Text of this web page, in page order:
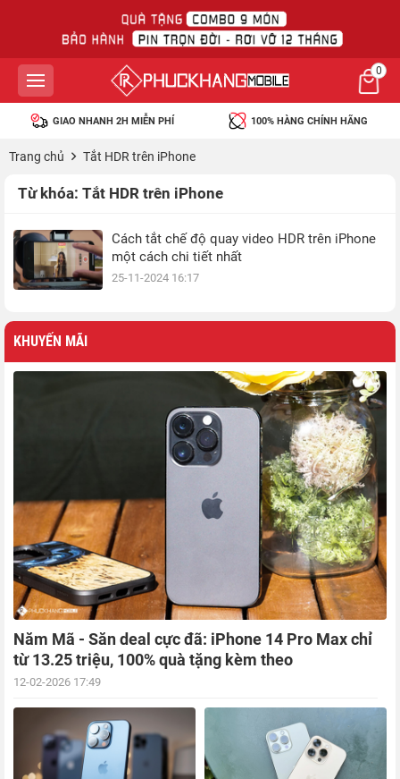
0
GIAO NHANH 2H MIỄN PHÍ 100% HÀNG CHÍNH HÃNG
Trang chủ Tắt HDR trên iPhone
Từ khóa: Tắt HDR trên iPhone
Cách tắt chế độ quay video HDR trên iPhone
một cách chi tiết nhất
25-11-2024 16:17
KHUYẾN MÃI
Năm Mã - Săn deal cực đã: iPhone 14 Pro Max chỉ
từ 13.25 triệu, 100% quà tặng kèm theo
12-02-2026 17:49